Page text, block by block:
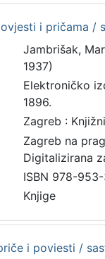
i pričama /
Jambrišak,
1937)
Elektroničko
1896.
Zagreb :
Zagreb na
Digitalizirana
ISBN 978-
Knjige
i poviesti /